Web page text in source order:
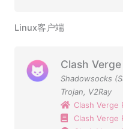
Linux客户端
Clash Verge
Shadowsocks
Trojan, V2Ray
Clash Verge
Clash Verge